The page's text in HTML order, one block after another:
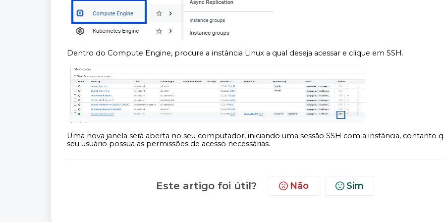
Dentro do Compute Engine, procure a instância Linux a qual deseja acessar e clique em SSH.
Uma nova janela será aberta no seu computador, iniciando uma sessão SSH com a instância, contanto
seu usuário possua as permissões de acesso necessárias.
Este artigo foi útil? Não Sim